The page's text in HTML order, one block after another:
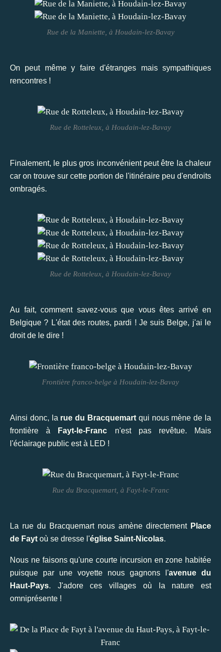
Rue de la Maniette, à Houdain-lez-Bavay
On peut même y faire d'étranges mais sympathiques
rencontres !
Rue de Rotteleux, à Houdain-lez-Bavay
Finalement, le plus gros inconvénient peut être la chaleur
car on trouve sur cette portion de l'itinéraire peu d'endroits
ombragés.
Rue de Rotteleux, à Houdain-lez-Bavay
Au fait, comment savez-vous que vous êtes arrivé en
Belgique ? L'état des routes, pardi ! Je suis Belge, j'ai le
droit de le dire !
Frontière franco-belge à Houdain-lez-Bavay
Ainsi donc, la rue du Bracquemart qui nous mène de la
frontière à
Fayt-le-Franc n'est pas revêtue. Mais
l'éclairage public est à LED !
Rue du Bracquemart, à Fayt-le-Franc
La rue du Bracquemart nous amène directement Place
de Fayt où se dresse l'église Saint-Nicolas.
Nous ne faisons qu'une courte incursion en zone habitée
puisque par une voyette nous gagnons l'avenue du
Haut-Pays. J'adore ces villages où la nature est
omniprésente !